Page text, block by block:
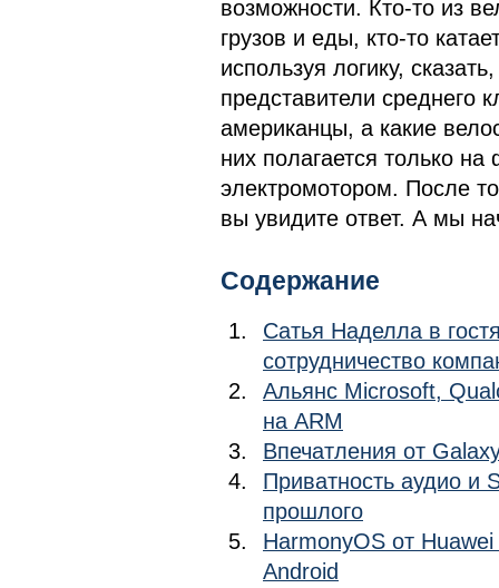
возможности. Кто-то из
грузов и еды, кто-то
используя логику,
представители среднего
американцы, а какие
них полагается только
электромотором. После
вы увидите ответ. А мы
Содержание
Сатья Наделла в
сотрудничество
Альянс Microsoft,
на ARM
Впечатления от
Приватность аудио и
прошлого
HarmonyOS от
Android